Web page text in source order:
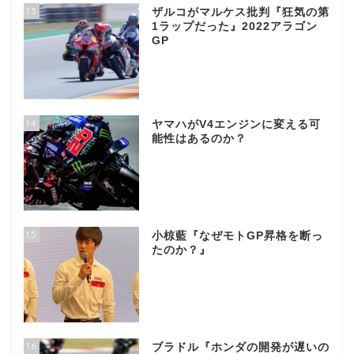
13
ザルコがマルケス批判『狂気の第
1ラップだった』2022アラゴン
GP
14
ヤマハがV4エンジンに変える可
能性はあるのか？
15
小椋藍『なぜモトGP昇格を断っ
たのか？』
16
ブラドル『ホンダの開発が遅いの